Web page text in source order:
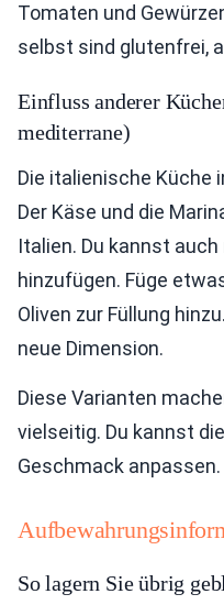
Tomaten und
selbst sind glutenfrei,
Einfluss anderer
mediterrane)
Die italienische Küche
Der Käse und die
Italien. Du kannst
hinzufügen. Füge
Oliven zur Füllung
neue Dimension.
Diese Varianten
vielseitig. Du kannst
Geschmack anpassen.
So lagern Sie übrig